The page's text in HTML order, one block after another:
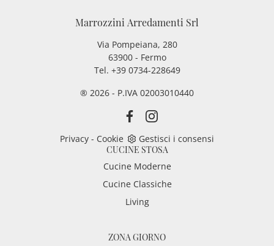
Marrozzini Arredamenti Srl
Via Pompeiana, 280
63900 - Fermo
Tel. +39 0734-228649
® 2026 - P.IVA 02003010440
Privacy - Cookie
Gestisci i consensi
CUCINE STOSA
Cucine Moderne
Cucine Classiche
Living
ZONA GIORNO